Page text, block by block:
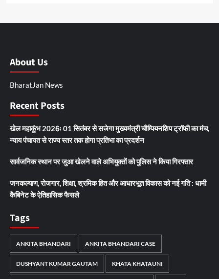
About Us
BharatJan News
Recent Posts
खेल महाकुंभ 2026ः 01 सितंबर से सजेगा मुख्यमंत्री चौम्पियनशिप ट्रॉफी का मंच,
न्याय पंचायत से राज्य स्तर तक होगा प्रतिभा का प्रदर्शन
सार्वजनिक स्थान पर जुआ खेलने वाले अभियुक्तों को पुलिस ने किया गिरफ्तार
जनकल्याण, रोजगार, शिक्षा, श्रमिक हित और आधारभूत विकास को नई गति : धामी
कैबिनेट के ऐतिहासिक फैसले
Tags
ANKITA BHANDARI ANKITA BHANDARI CASE
DUSHYANT KUMAR GAUTAM KHATA KHATAUNI